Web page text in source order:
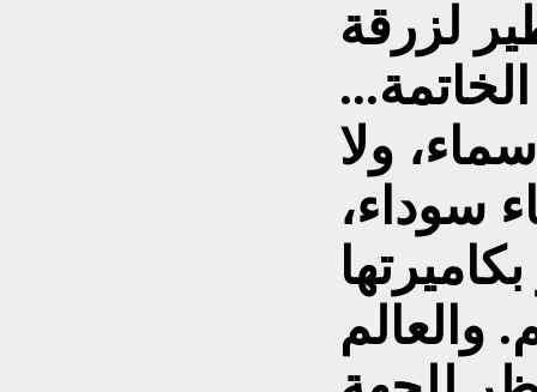
لزرقة
ولا
سوداء،
والعالم